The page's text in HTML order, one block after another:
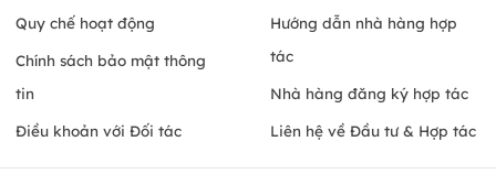
Quy chế hoạt động
Chính sách bảo mật thông
tin
Điều khoản với Đối tác
Hướng dẫn nhà hàng hợp
tác
Nhà hàng đăng ký hợp tác
Liên hệ về Đầu tư & Hợp tác